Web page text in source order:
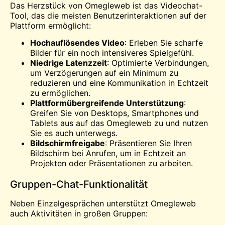
Das Herzstück von Omegleweb ist das Videochat-
Tool, das die meisten Benutzerinteraktionen auf der
Plattform ermöglicht:
Hochauflösendes Video: Erleben Sie scharfe
Bilder für ein noch intensiveres Spielgefühl.
Niedrige Latenzzeit: Optimierte Verbindungen,
um Verzögerungen auf ein Minimum zu
reduzieren und eine Kommunikation in Echtzeit
zu ermöglichen.
Plattformübergreifende Unterstützung:
Greifen Sie von Desktops, Smartphones und
Tablets aus auf das Omegleweb zu und nutzen
Sie es auch unterwegs.
Bildschirmfreigabe: Präsentieren Sie Ihren
Bildschirm bei Anrufen, um in Echtzeit an
Projekten oder Präsentationen zu arbeiten.
Gruppen-Chat-Funktionalität
Neben Einzelgesprächen unterstützt Omegleweb
auch Aktivitäten in großen Gruppen: